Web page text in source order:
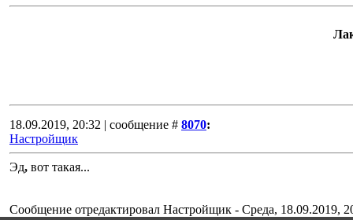
18.09.2019, 20:32 | сообщение # 8070:
Настройщик
Эд, вот такая...
Сообщение отредактировал Настройщик - Среда, 18.09.2019,